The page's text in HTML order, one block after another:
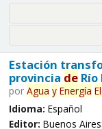
Estación
provincia deRío
por Agua y Energía
Idioma: Español
Editor: Buenos Aires: